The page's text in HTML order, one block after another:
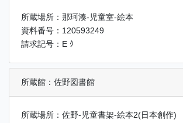
所蔵場所：那珂湊-児童室-絵本
資料番号：120593249
請求記号：E ｸ
所蔵館：佐野図書館
所蔵場所：佐野-児童書架-絵本2(日本創作)